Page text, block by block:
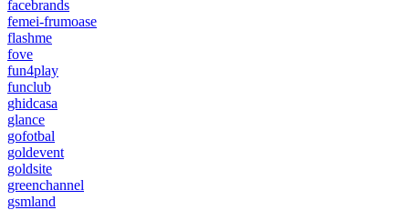
facebrands
femei-frumoase
flashme
fove
fun4play
funclub
ghidcasa
glance
gofotbal
goldevent
goldsite
greenchannel
gsmland